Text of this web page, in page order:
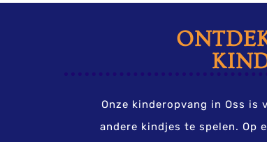
Onze kinderopvang in Oss
andere kindjes te spelen. Op